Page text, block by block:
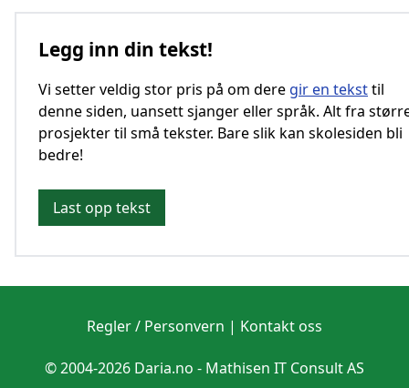
Legg inn din tekst!
Vi setter veldig stor pris på om dere gir en teksttil
denne siden, uansett sjanger eller språk. Alt fra
prosjekter til små tekster. Bare slik kan skolesiden bli
bedre!
Last opp tekst
Regler / Personvern | Kontakt oss
© 2004-2026 Daria.no - Mathisen IT Consult AS